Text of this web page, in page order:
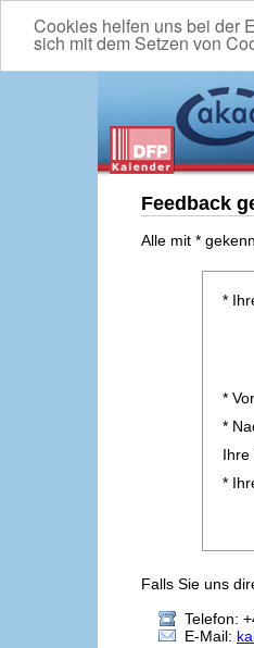
Cookies helfen uns bei der
sich mit dem Setzen von
Feedback
Alle mit *
*
*
*
Ihre
*
Falls Sie uns
Telefon:
E-Mail: